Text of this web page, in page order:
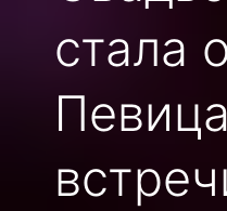
стала